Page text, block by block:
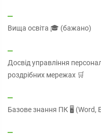
Вища освіта 🎓 (бажано)
Досвід управління
роздрібних мережах 🛒
Базове знання ПК 🖥️ (Word,